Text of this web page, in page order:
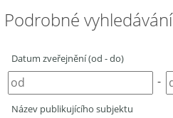
Podrobné vyhledávání
Datum zveřejnění (od - do)
-
Název publikujícího subjektu